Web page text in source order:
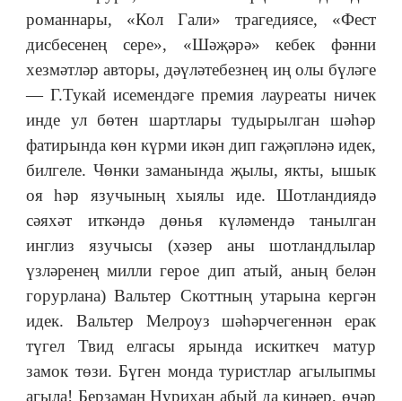
романнары, «Кол Гали» трагедиясе, «Фест
дисбесенең сере», «Шәҗәрә» кебек фәнни
хезмәтләр авторы, дәүләтебезнең иң олы бүләге
— Г.Тукай исемендәге премия лауреаты ничек
инде ул бөтен шартлары тудырылган шәһәр
фатирында көн күрми икән дип гаҗәпләнә идек,
билгеле. Чөнки заманында җылы, якты, ышык
оя һәр язучының хыялы иде. Шотландиядә
сәяхәт иткәндә дөнья күләмендә танылган
инглиз язучысы (хәзер аны шотландлылар
үзләренең милли герое дип атый, аның белән
горурлана) Вальтер Скоттның утарына кергән
идек. Вальтер Мелроуз шәһәрчегеннән ерак
түгел Твид елгасы ярында искиткеч матур
замок төзи. Бүген монда туристлар агылыпмы
агыла! Берзаман Нурихан абый да киңәер, өчәр